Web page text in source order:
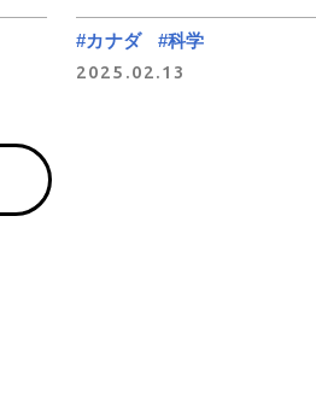
#カナダ
#科学
2025.02.13